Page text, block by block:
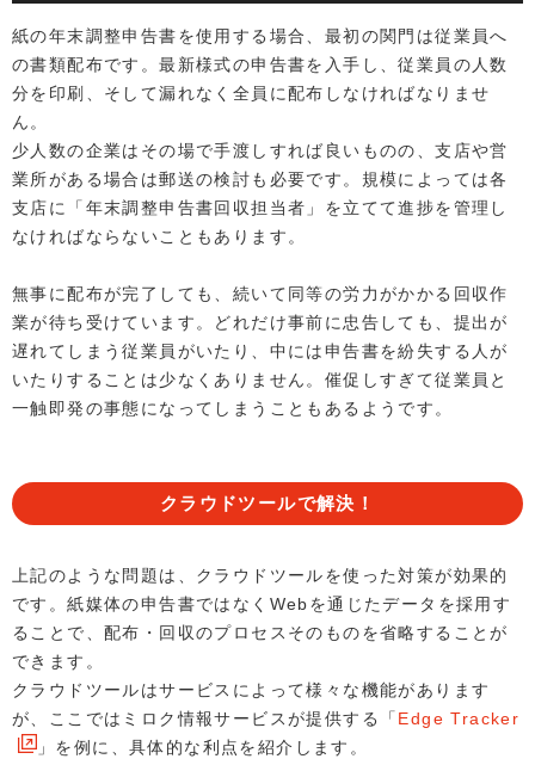
紙の年末調整申告書を使用する場合、最初の関門は従業員へ
の書類配布です。最新様式の申告書を入手し、従業員の人数
分を印刷、そして漏れなく全員に配布しなければなりませ
ん。
少人数の企業はその場で手渡しすれば良いものの、支店や営
業所がある場合は郵送の検討も必要です。規模によっては各
支店に「年末調整申告書回収担当者」を立てて進捗を管理し
なければならないこともあります。
無事に配布が完了しても、続いて同等の労力がかかる回収作
業が待ち受けています。どれだけ事前に忠告しても、提出が
遅れてしまう従業員がいたり、中には申告書を紛失する人が
いたりすることは少なくありません。催促しすぎて従業員と
一触即発の事態になってしまうこともあるようです。
クラウドツールで解決！
上記のような問題は、クラウドツールを使った対策が効果的
です。紙媒体の申告書ではなくWebを通じたデータを採用す
ることで、配布・回収のプロセスそのものを省略することが
できます。
クラウドツールはサービスによって様々な機能があります
が、ここではミロク情報サービスが提供する「 Edge Tracker
」を例に、具体的な利点を紹介します。